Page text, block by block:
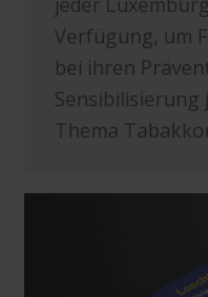
Verfügung, um
bei ihren
Sensibilisierung
Thema